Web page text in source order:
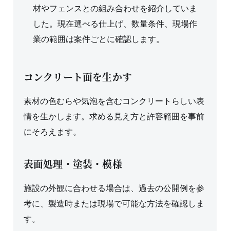
材やフェンスとの組み合わせを紹介していま
した。現在選べる仕上げ、数量条件、現場作
業の範囲は案件ごとに確認します。
コンクリート面を生かす
素材の色むらや気泡を含むコンクリートらしい表
情を生かします。求める見え方と許容範囲を事前
にそろえます。
表面処理・塗装・模様
施設の外観に合わせる場合は、過去の公開例を参
考に、製造時または現場で可能な方法を確認しま
す。